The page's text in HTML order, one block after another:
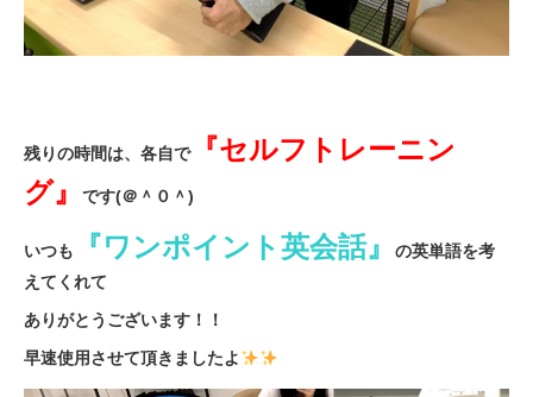
残りの時間は、各自で『セルフトレーニン
グ』
です(＠＾０＾)
いつも 『ワンポイント英会話』
の英単語を考
えてくれて
ありがとうございます！！
早速使用させて頂きましたよ